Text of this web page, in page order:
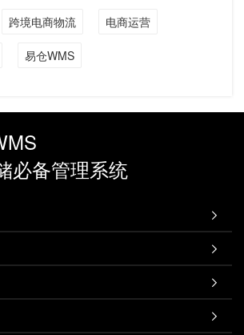
跨境电商物流 电商运营
易仓WMS
必备管理系统



